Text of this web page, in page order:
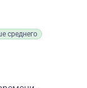
среднего